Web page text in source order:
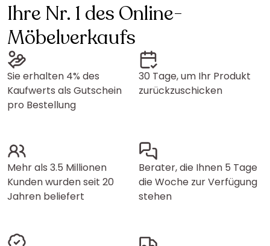
Ihre Nr. 1 des Online-
Möbelverkaufs
Sie erhalten 4% des
Kaufwerts als Gutschein
pro Bestellung
30 Tage, um Ihr Produkt
zurückzuschicken
Mehr als 3.5 Millionen
Kunden wurden seit 20
Jahren beliefert
Berater, die Ihnen 5 Tage
die Woche zur Verfügung
stehen